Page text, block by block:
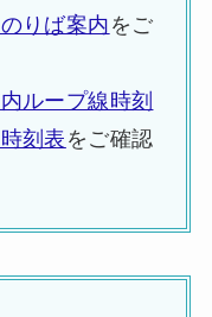
りば案内 をご
ループ線時刻
刻表をご確認